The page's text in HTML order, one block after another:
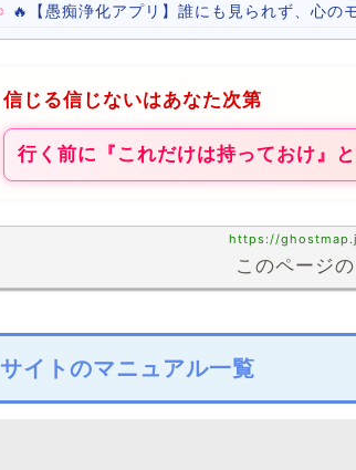
🔥【愚痴浄化アプリ】誰にも見られず、心の
信じる信じないはあなた次第
行く前に『これだけは持っておけ』
https://
このページ
サイトのマニュアル一覧